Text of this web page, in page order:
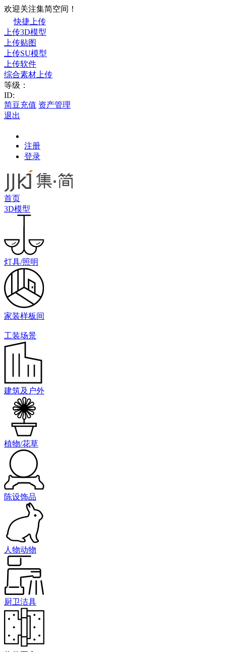
欢迎关注集简空间！
快捷上传
上传3D模型
上传贴图
上传SU模型
上传软件
综合素材上传
等级：
ID:
简豆充值 资产管理
退出
注册
登录
首页
3D模型
灯具/照明
家装样板间
工装场景
建筑及户外
植物/花草
陈设饰品
人物动物
厨卫洁具